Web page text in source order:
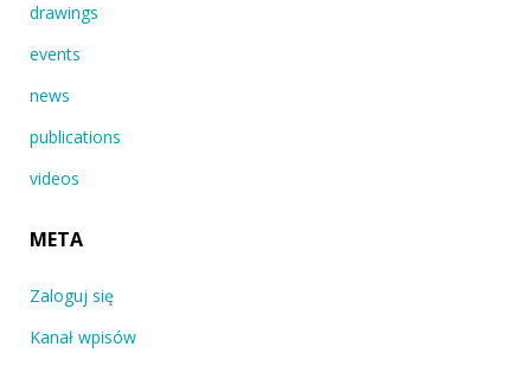
drawings
events
news
publications
videos
META
Zaloguj się
Kanał wpisów